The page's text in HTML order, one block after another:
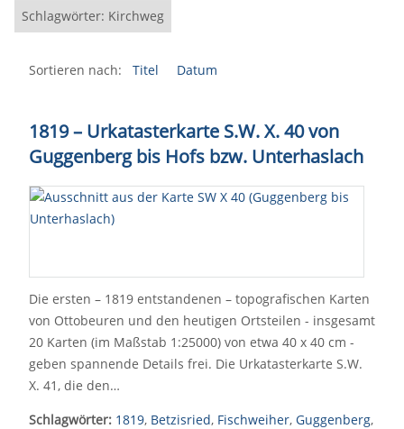
Schlagwörter: Kirchweg
Sortieren nach: Titel Datum
1819 – Urkatasterkarte S.W. X. 40 von
Guggenberg bis Hofs bzw. Unterhaslach
Die ersten – 1819 entstandenen – topografischen Karten
von Ottobeuren und den heutigen Ortsteilen - insgesamt
20 Karten (im Maßstab 1:25000) von etwa 40 x 40 cm -
geben spannende Details frei. Die Urkatasterkarte S.W.
X. 41, die den…
Schlagwörter: 1819, Betzisried, Fischweiher, Guggenberg,